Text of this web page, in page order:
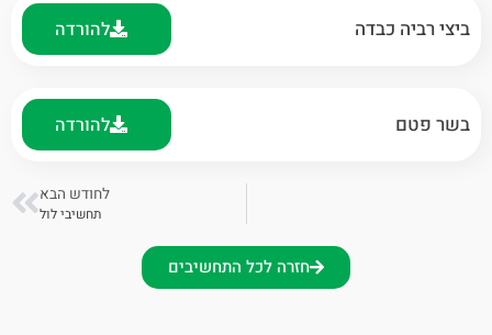
ביצי רביה כבדה להורדה
בשר פטם להורדה
לחודש הבא
תחשיבי לול
חזרה לכל התחשיבים